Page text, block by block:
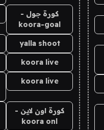
كورة جول -
koora-goal
yalla shoot
koora live
koora live
كورة اون لاين -
koora onl